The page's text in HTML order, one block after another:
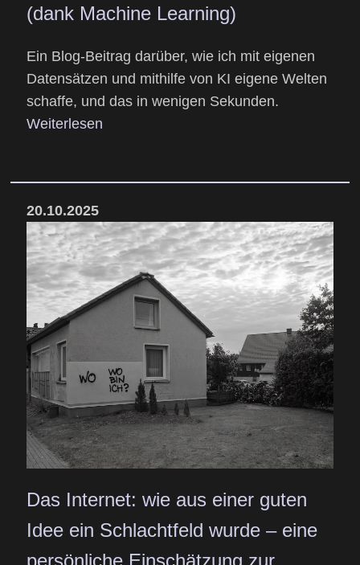
(dank Machine Learning)
Ein Blog-Beitrag darüber, wie ich mit eigenen
Datensätzen und mithilfe von KI eigene Welten
schaffe, und das in wenigen Sekunden.
Weiterlesen
20.10.2025
Das Internet: wie aus einer guten
Idee ein Schlachtfeld wurde – eine